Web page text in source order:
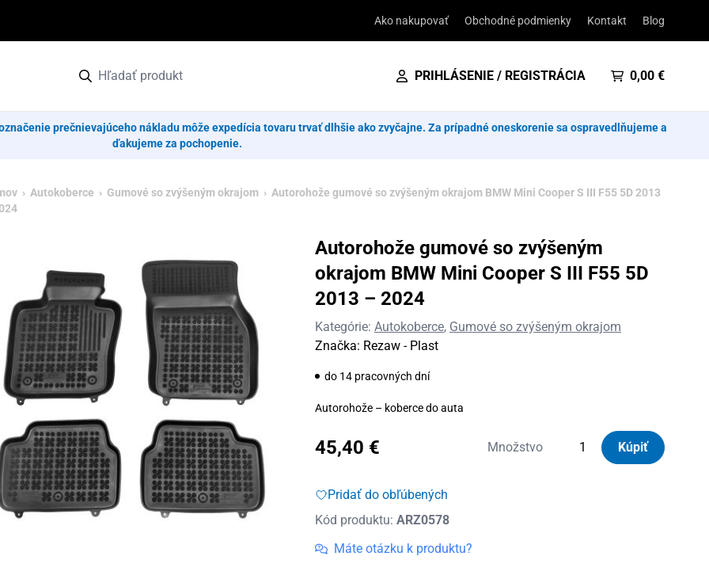
Ako nakupovať Obchodné podmienky Kontakt Blog
PRIHLÁSENIE / REGISTRÁCIA 0,00 €
prečnievajúceho nákladu môže expedícia tovaru trvať dlhšie ako zvyčajne. Za prípadné oneskorenie sa ospravedlňujeme a
ďakujeme za pochopenie.
› Autokoberce › Gumové so zvýšeným okrajom › Autorohože gumové so zvýšeným okrajom BMW Mini Cooper S III F55 5D 2013
Autorohože gumové so zvýšeným
okrajom BMW Mini Cooper S III F55 5D
2013 – 2024
Kategórie: Autokoberce, Gumové so zvýšeným okrajom
Značka: Rezaw - Plast
do 14 pracovných dní
Autorohože – koberce do auta
45,40 € Množstvo
množstvo
Kúpiť
Pridať do obľúbených
Kód produktu: ARZ0578
Máte otázku k produktu?